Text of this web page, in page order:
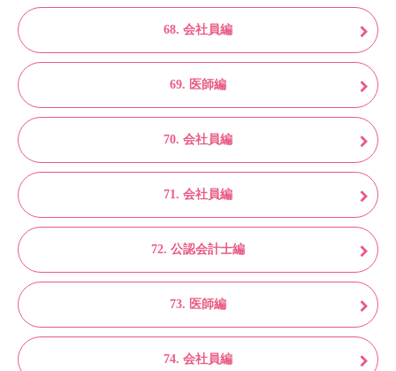
68. 会社員編
69. 医師編
70. 会社員編
71. 会社員編
72. 公認会計士編
73. 医師編
74. 会社員編